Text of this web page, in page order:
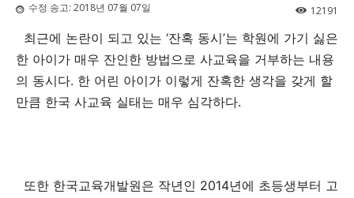
수정 송고: 2018년 07월 07일 12191
최근에 논란이 되고 있는 ‘잔혹 동시’는 학원에 가기 싫은
한 아이가 매우 잔인한 방법으로 사교육을 거부하는 내용
의 동시다. 한 어린 아이가 이렇게 잔혹한 생각을 갖게 할
만큼 한국 사교육 실태는 매우 심각하다.
또한 한국교육개발원은 작년인 2014년에 초등생부터 고